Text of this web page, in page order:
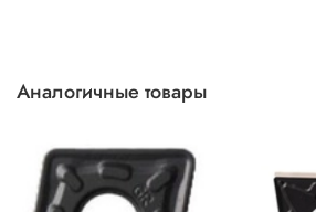
Аналогичные товары